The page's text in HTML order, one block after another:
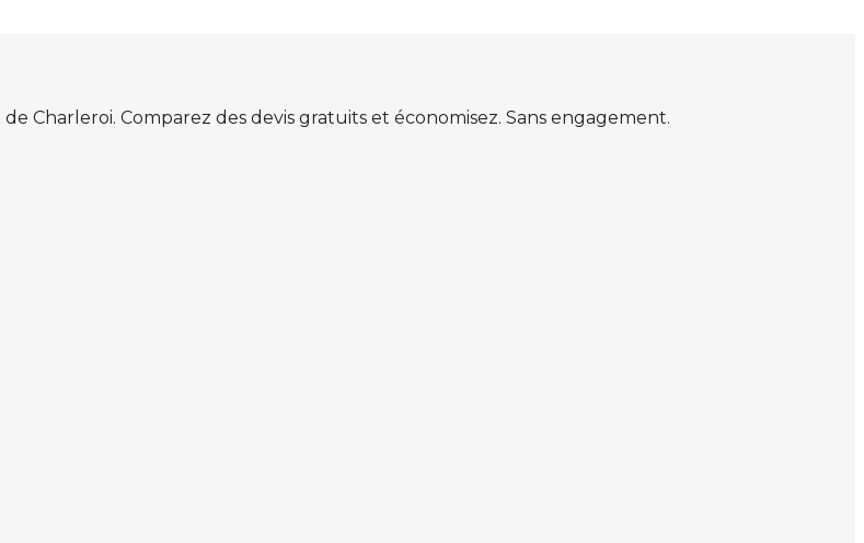
Comparez des devis gratuits et économisez. Sans engagement.